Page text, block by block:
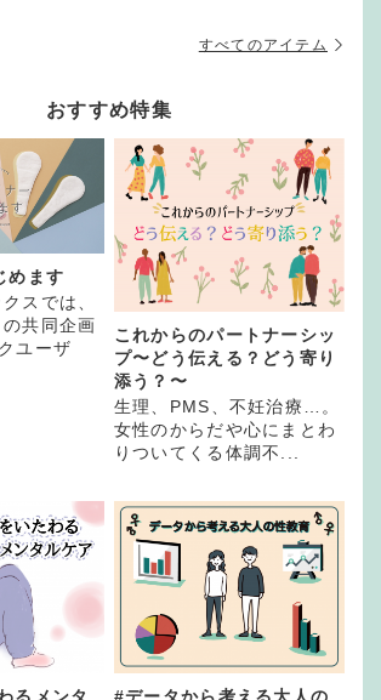
すべてのアイテム
おすすめ特集
めます
スでは、
共同企画
ユーザ
これからのパートナーシッ
プ〜どう伝える？どう寄り
添う？〜
生理、PMS、不妊治療…。
女性のからだや心にまとわ
りついてくる体調不...